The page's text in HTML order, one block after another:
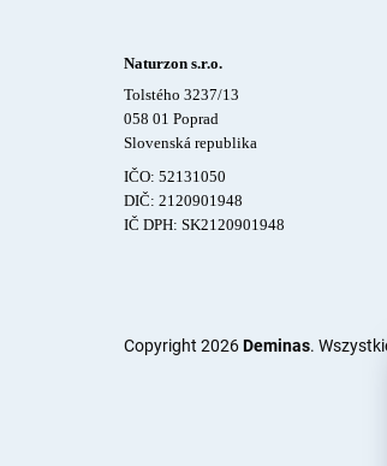
Naturzon s.r.o.
Tolstého 3237/13
058 01 Poprad
Slovenská republika
IČO: 52131050
DIČ: 2120901948
IČ DPH: SK2120901948
Copyright 2026Deminas.